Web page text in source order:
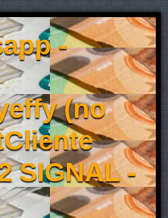
-
(no
SIGNAL -